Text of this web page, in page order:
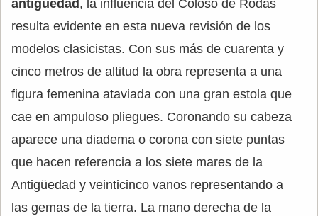
antigüedad , la influencia del Coloso de Rodas
resulta evidente en esta nueva revisión de los
modelos clasicistas. Con sus más de cuarenta y
cinco metros de altitud la obra representa a una
figura femenina ataviada con una gran estola que
cae en ampuloso pliegues. Coronando su cabeza
aparece una diadema o corona con siete puntas
que hacen referencia a los siete mares de la
Antigüedad y veinticinco vanos representando a
las gemas de la tierra. La mano derecha de la